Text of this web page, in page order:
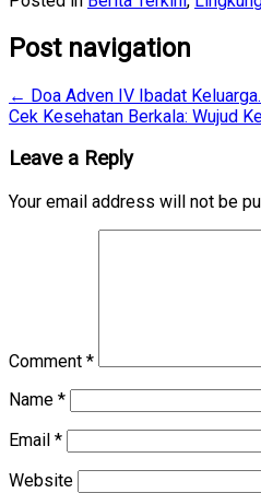
Post navigation
← Doa Adven IV Ibadat
Cek Kesehatan Berkala: Wujud
Leave a Reply
Your email address will not be
Comment *
Name *
Email *
Website